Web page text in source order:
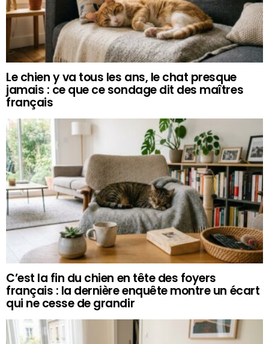
Le chien y va tous les ans, le chat presque
jamais : ce que ce sondage dit des maîtres
français
C’est la fin du chien en tête des foyers
français : la dernière enquête montre un écart
qui ne cesse de grandir